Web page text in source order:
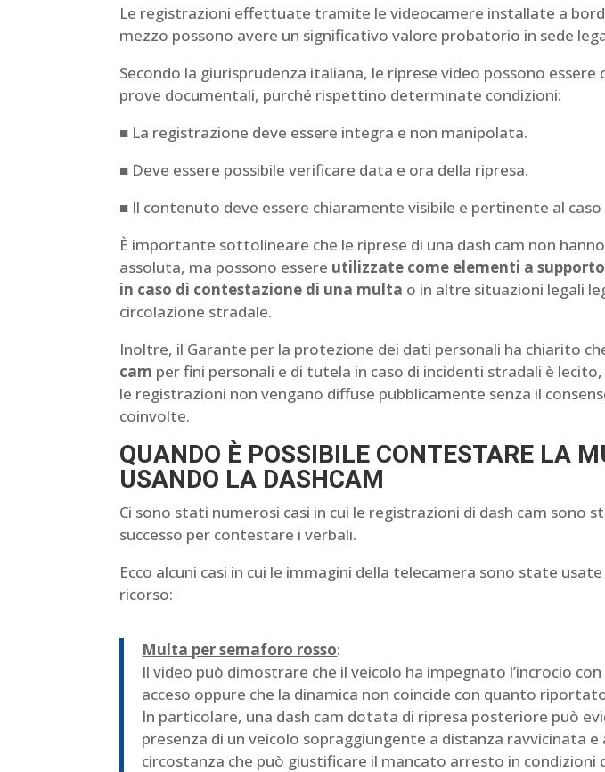
Le registrazioni effettuate tramite le videocamere installate a
mezzo possono avere un significativo valore probatorio in sede
Secondo la giurisprudenza italiana, le riprese video possono essere
prove documentali, purché rispettino determinate condizioni:
■ La registrazione deve essere integra e non manipolata.
■ Deve essere possibile verificare data e ora della ripresa.
■ Il contenuto deve essere chiaramente visibile e pertinente al
È importante sottolineare che le riprese di una dash cam non
assoluta, ma possono essere utilizzate come elementi a
in caso di contestazione di una multa o in altre situazioni legali
circolazione stradale.
Inoltre, il Garante per la protezione dei dati personali ha chiarito
cam per fini personali e di tutela in caso di incidenti stradali è
le registrazioni non vengano diffuse pubblicamente senza il
coinvolte.
QUANDO È POSSIBILE CONTESTARE LA
USANDO LA DASHCAM
Ci sono stati numerosi casi in cui le registrazioni di dash cam sono
successo per contestare i verbali.
Ecco alcuni casi in cui le immagini della telecamera sono state
ricorso:
Multa per semaforo rosso:
Il video può dimostrare che il veicolo ha impegnato l’incrocio
acceso oppure che la dinamica non coincide con quanto
In particolare, una dash cam dotata di ripresa posteriore può
presenza di un veicolo sopraggiungente a distanza ravvicinata
circostanza che può giustificare il mancato arresto in condizioni